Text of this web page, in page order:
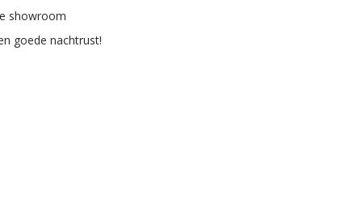
showroom
goede nachtrust!